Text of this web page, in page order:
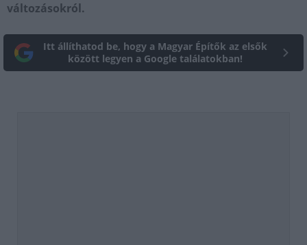
változásokról.
Itt állíthatod be, hogy a Magyar Építők az elsők
között legyen a Google találatokban!